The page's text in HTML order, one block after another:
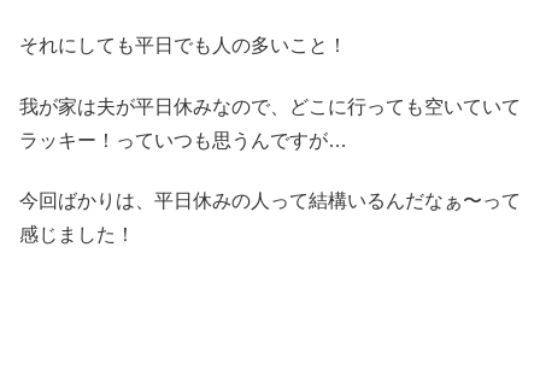
それにしても平日でも人の多いこと！
我が家は夫が平日休みなので、どこに行っても空いていて
ラッキー！っていつも思うんですが…
今回ばかりは、平日休みの人って結構いるんだなぁ〜って
感じました！